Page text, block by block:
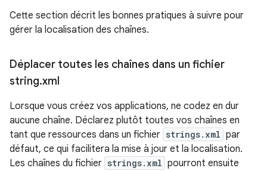
Cette section décrit les bonnes pratiques à suivre pour
gérer la localisation des chaînes.
Déplacer toutes les chaînes dans un fichier
string.xml
Lorsque vous créez vos applications, ne codez en dur
aucune chaîne. Déclarez plutôt toutes vos chaînes en
tant que ressources dans un fichier strings.xml par
défaut, ce qui facilitera la mise à jour et la localisation.
Les chaînes du fichier strings.xml pourront ensuite